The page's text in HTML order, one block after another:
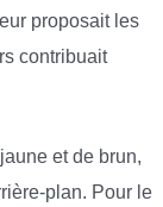
proposait les
contribuait
et de brun,
plan. Pour le